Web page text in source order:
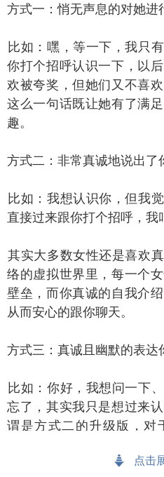
一：悄无声息的对她进行
：嘿，等一下，我只有
你打个招呼认识一下，以
欢被夸奖，但她们又不喜
这么一句话既让她有了满
趣。
二：非常真诚地说出了你
：我想认识你，但我觉
直接过来跟你打个招呼，我
大多数女性还是喜欢真
络的虚拟世界里，每一个
壁垒，而你真诚的自我介
从而安心的跟你聊天。
三：真诚且幽默的表达你
：你好，我想问一下、
忘了，其实我只是想过来
谓是方式二的升级版，对
么一句简单的话中捕捉到很
点击